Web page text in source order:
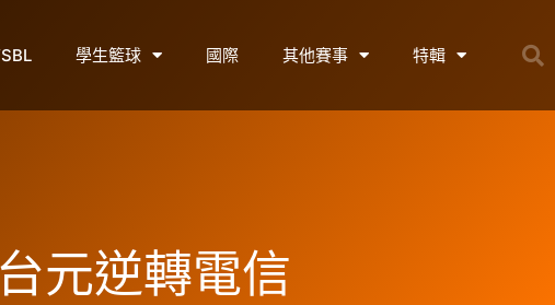
學生籃球 國際 其他賽事 特輯
元逆轉電信